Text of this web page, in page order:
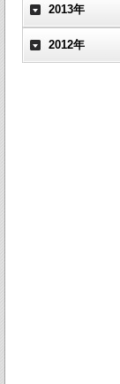
2013年
2012年